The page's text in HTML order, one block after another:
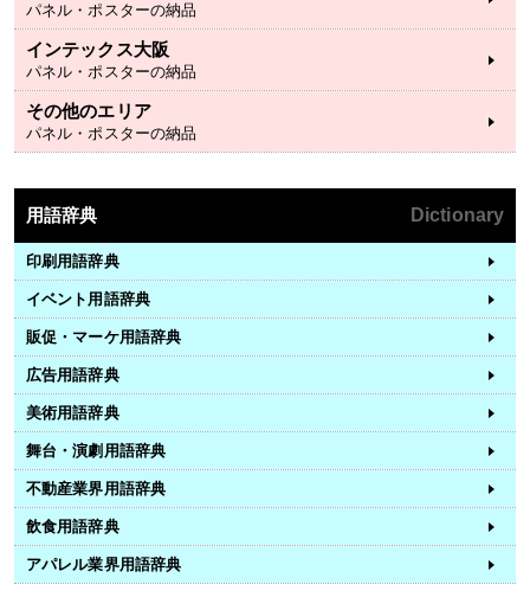
パネル・ポスターの納品
インテックス大阪
パネル・ポスターの納品
その他のエリア
パネル・ポスターの納品
用語辞典 Dictionary
印刷用語辞典
イベント用語辞典
販促・マーケ用語辞典
広告用語辞典
美術用語辞典
舞台・演劇用語辞典
不動産業界用語辞典
飲食用語辞典
アパレル業界用語辞典